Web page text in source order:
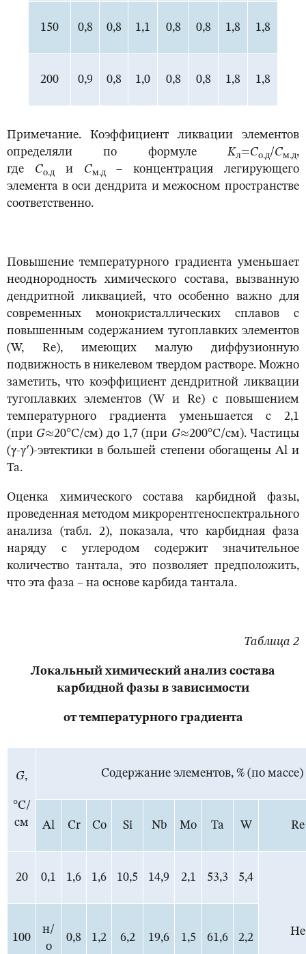
150 0,8 0,8 1,1 0,8 0,8 1,8 1,8
200 0,9 0,8 1,0 0,8 0,8 1,8 1,8
Примечание. Коэффициент ликвации элементов
определяли по формулеKл=Со.д/См.д,
где Со.ди См.д– концентрация легирующего
элемента в оси дендрита и межосном пространстве
соответственно.
Повышение температурного градиента уменьшает
неоднородность химического состава, вызванную
дендритной ликвацией, что особенно важно для
современных монокристаллических сплавов с
повышенным содержанием тугоплавких элементов
(W, Re), имеющих малую диффузионную
подвижность в никелевом твердом растворе. Можно
заметить, что коэффициент дендритной ликвации
тугоплавких элементов (W и Re) с повышением
температурного градиента уменьшается с 2,1
(при G≈20°С/см) до 1,7 (при G≈200°С/см). Частицы
(γ-γ′)-эвтектики в большей степени обогащены Al и
Ta.
Оценка химического состава карбидной фазы,
проведенная методом микрорентгеноспектрального
анализа (табл. 2), показала, что карбидная фаза
наряду с углеродом содержит значительное
количество тантала, это позволяет предположить,
что эта фаза – на основе карбида тантала.
Таблица 2
Локальный химический анализ состава
карбидной фазы в зависимости
от температурного градиента
G,
°С/
см
Содержание элементов, % (по массе)
Al Cr Co Si Nb Mo Ta W Re
20 0,1 1,6 1,6 10,5 14,9 2,1 53,3 5,4
Не
100
н/
о
0,8 1,2 6,2 19,6 1,5 61,6 2,2